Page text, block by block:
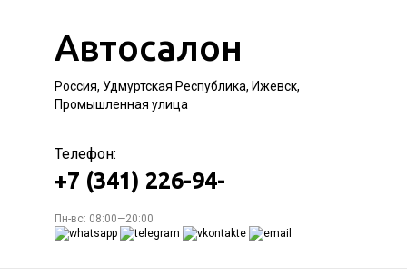
Автосалон
Россия, Удмуртская Республика, Ижевск,
Промышленная улица
Телефон:
+7 (341) 226-94-
Пн-вс: 08:00—20:00